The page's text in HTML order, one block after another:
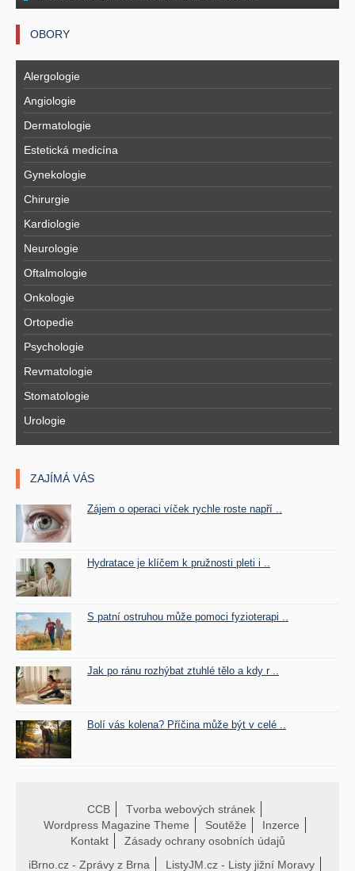
OBORY
Alergologie
Angiologie
Dermatologie
Estetická medicína
Gynekologie
Chirurgie
Kardiologie
Neurologie
Oftalmologie
Onkologie
Ortopedie
Psychologie
Revmatologie
Stomatologie
Urologie
ZAJÍMÁ VÁS
Zájem o operaci víček rychle roste napří ..
Hydratace je klíčem k pružnosti pleti i ..
S patní ostruhou může pomoci fyzioterapi ..
Jak po ránu rozhýbat ztuhlé tělo a kdy r ..
Bolí vás kolena? Příčina může být v celé ..
CCB
Tvorba webových stránek
Wordpress Magazine Theme
Soutěže
Inzerce
Kontakt
Zásady ochrany osobních údajů
iBrno.cz - Zprávy z Brna
ListyJM.cz - Listy jižní Moravy